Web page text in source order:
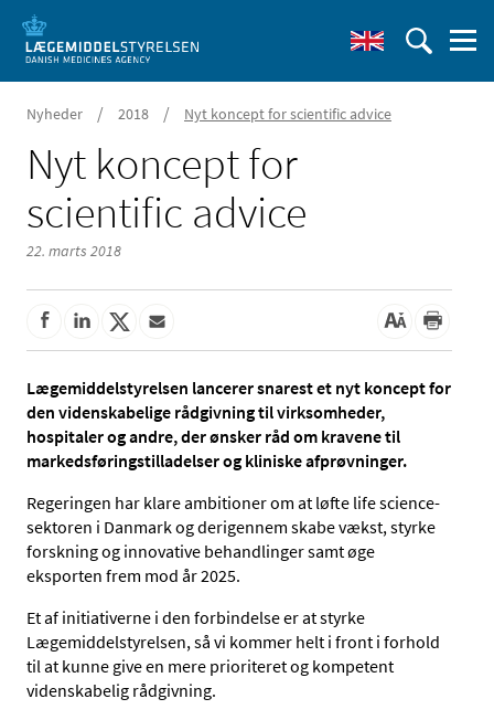
Nyheder / 2018 / Nyt koncept for scientific advice
Nyt koncept for
scientific advice
22. marts 2018
Lægemiddelstyrelsen lancerer snarest et nyt koncept for
den videnskabelige rådgivning til virksomheder,
hospitaler og andre, der ønsker råd om kravene til
markedsføringstilladelser og kliniske afprøvninger.
Regeringen har klare ambitioner om at løfte life science-
sektoren i Danmark og derigennem skabe vækst, styrke
forskning og innovative behandlinger samt øge
eksporten frem mod år 2025.
Et af initiativerne i den forbindelse er at styrke
Lægemiddelstyrelsen, så vi kommer helt i front i forhold
til at kunne give en mere prioriteret og kompetent
videnskabelig rådgivning.